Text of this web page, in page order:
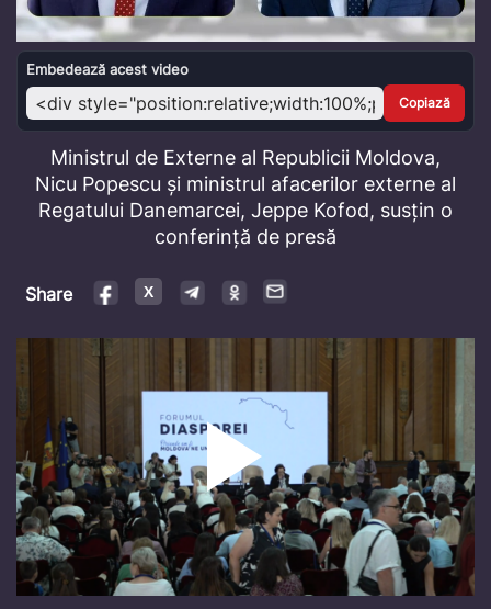
Video
Embedează acest video
Copiază
Ministrul de Externe al Republicii Moldova,
Nicu Popescu și ministrul afacerilor externe al
Regatului Danemarcei, Jeppe Kofod, susțin o
conferință de presă
Share